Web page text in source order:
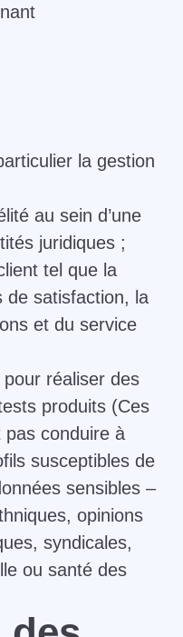
la gestion
au sein d’une
juridiques ;
tel que la
de satisfaction, la
et du service
réaliser des
produits (Ces
pas conduire à
susceptibles de
sensibles –
opinions
syndicales,
ou santé des